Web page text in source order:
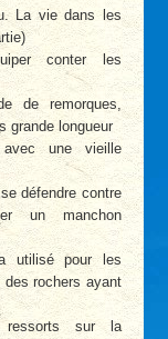
La vie dans les
conter les
de remorques,
grande longueur
une vieille
défendre contre
un manchon
utilisé pour les
des rochers ayant
ressorts sur la